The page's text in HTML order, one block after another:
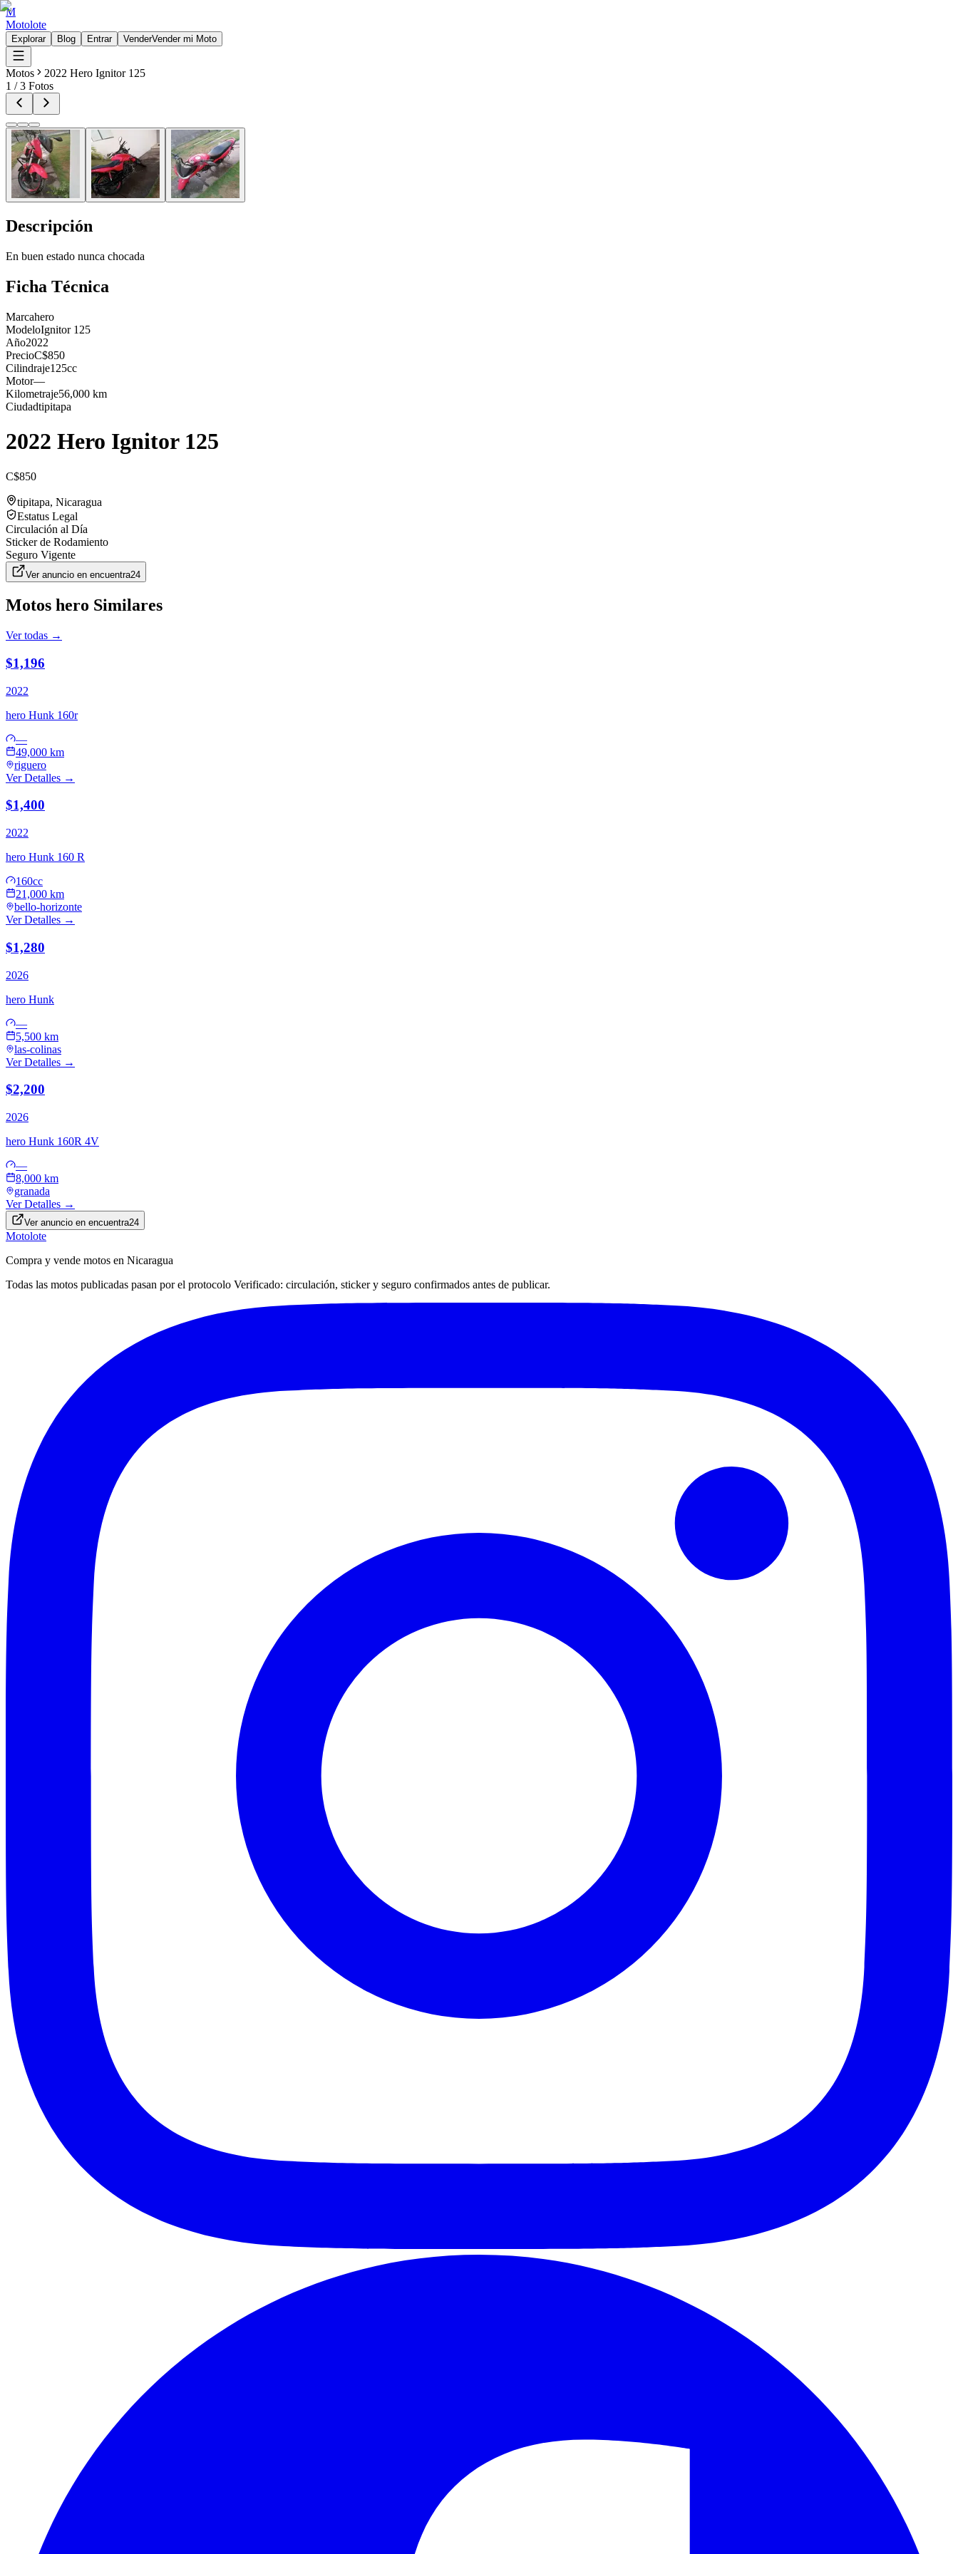
M
Motolote
Explorar Blog Entrar VenderVender mi Moto
Motos
2022 Hero Ignitor 125
1 /3 Fotos
Descripción
En buen estado nunca chocada
Ficha Técnica
Marcahero
ModeloIgnitor 125
Año2022
PrecioC$850
Cilindraje125cc
Motor—
Kilometraje56,000 km
Ciudadtipitapa
2022 Hero Ignitor 125
C$850
tipitapa, Nicaragua
Estatus Legal
Circulación al Día
Sticker de Rodamiento
Seguro Vigente
Ver anuncio en encuentra24
Motos hero Similares
Ver todas →
$1,196
2022
hero Hunk 160r
—
49,000 km
riguero
Ver Detalles →
$1,400
2022
hero Hunk 160 R
160cc
21,000 km
bello-horizonte
Ver Detalles →
$1,280
2026
hero Hunk
—
5,500 km
las-colinas
Ver Detalles →
$2,200
2026
hero Hunk 160R 4V
—
8,000 km
granada
Ver Detalles →
Ver anuncio en encuentra24
Motolote
Compra y vende motos en Nicaragua
Todas las motos publicadas pasan por el protocolo Verificado: circulación, sticker y seguro confirmados antes de publicar.